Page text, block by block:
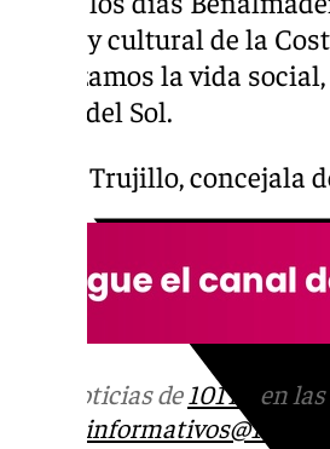
social y cultural de la
Analizamos la vida
Costa del Sol.
Jesica Trujillo, concejala
Más noticias de 101TV en
informativos@101tv.es